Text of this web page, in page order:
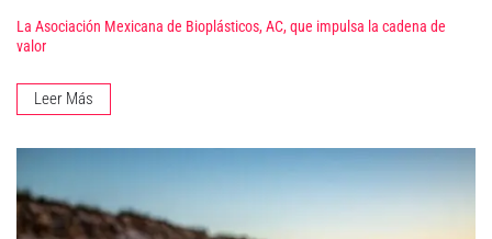
La Asociación Mexicana de Bioplásticos, AC, que impulsa la cadena de
valor
Leer Más